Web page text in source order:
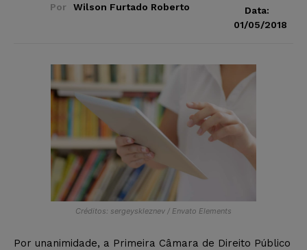
Por Wilson Furtado Roberto
Data:
01/05/2018
Créditos: sergeyskleznev / Envato Elements
Por unanimidade, a Primeira Câmara de Direito Público